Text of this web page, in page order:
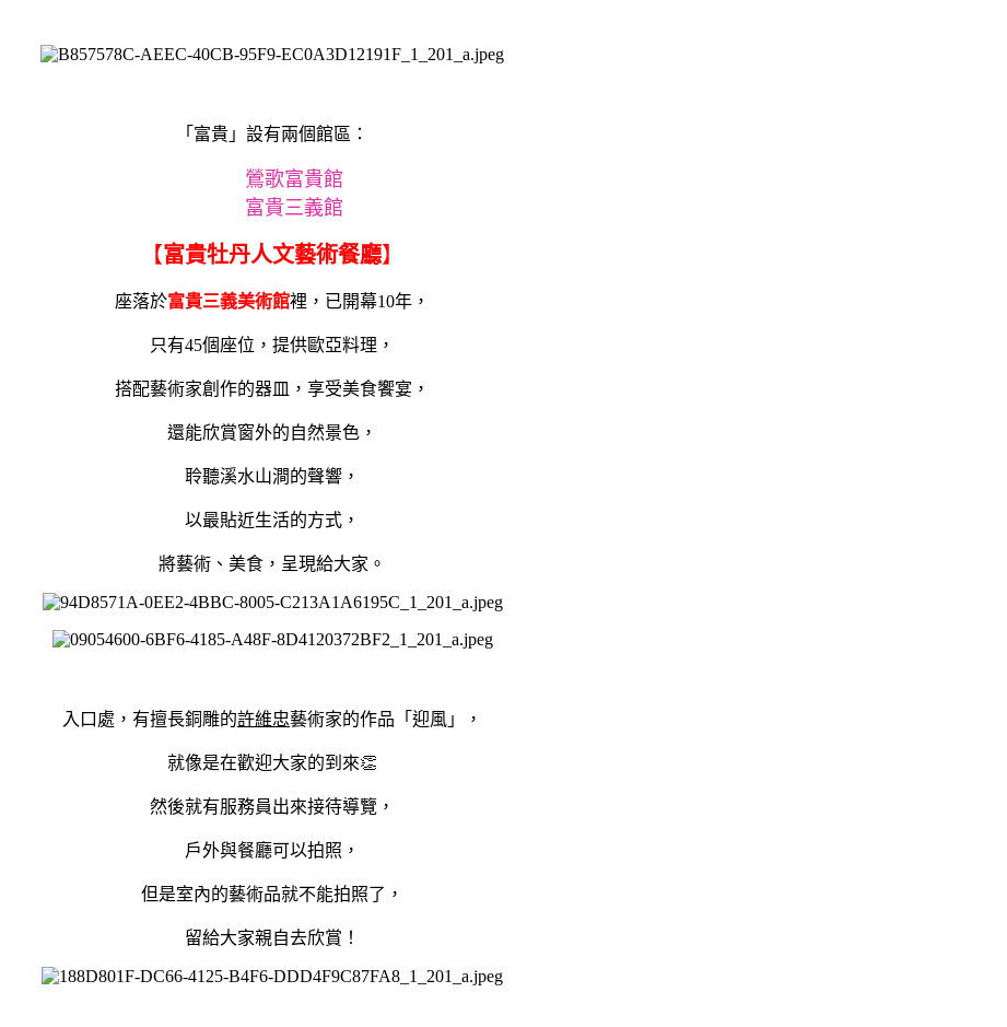
「富貴」設有兩個館區：
鶯歌富貴館
富貴三義館
【富貴牡丹人文藝術餐廳】
座落於富貴三義美術館裡，已開幕10年，
只有45個座位，提供歐亞料理，
搭配藝術家創作的器皿，享受美食饗宴，
還能欣賞窗外的自然景色，
聆聽溪水山澗的聲響，
以最貼近生活的方式，
將藝術、美食，呈現給大家。
入口處 ，有擅長銅雕的許維忠藝術家的作品「迎風」，
就像是在歡迎大家的到來👏
然後就有服務員出來接待導覽，
戶外與餐廳可以拍照，
但是室內的藝術品就不能拍照了，
留給大家親自去欣賞！